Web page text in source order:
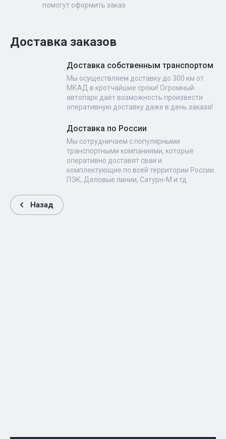
помогут оформить заказ
Доставка заказов
Доставка собственным транспортом
Мы осуществляем доставку до 300 км от
МКАД в кротчайшие сроки! Огромный
автопарк даёт возможность произвести
оперативную доставку даже в день заказа!
Доставка по России
Мы сотрудничаем с популярными
транспортными компаниями, которые
оперативно доставят сваи и
комплектующие по всей территории России.
ПЭК, Деловые линии, Сатурн-М и тд.
Назад